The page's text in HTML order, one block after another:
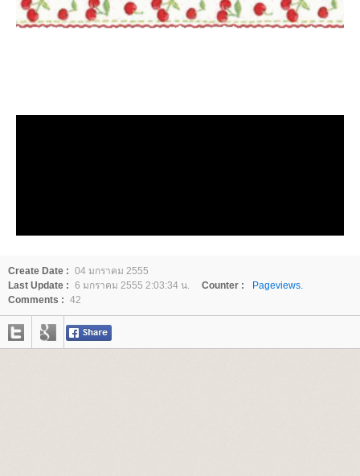
Create Date : 04 มกราคม 2555
Last Update : 6 มกราคม 2555 2:03:34 น. Counter :
Pageviews.
Comments : 42